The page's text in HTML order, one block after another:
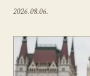
2026.08.06.